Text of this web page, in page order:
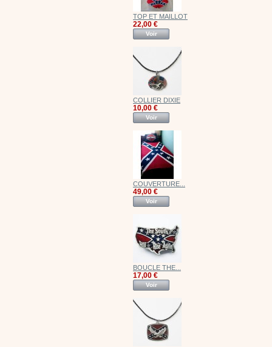
TOP ET MAILLOT
22,00 €
Voir
COLLIER DIXIE
10,00 €
Voir
COUVERTURE...
49,00 €
Voir
BOUCLE THE...
17,00 €
Voir